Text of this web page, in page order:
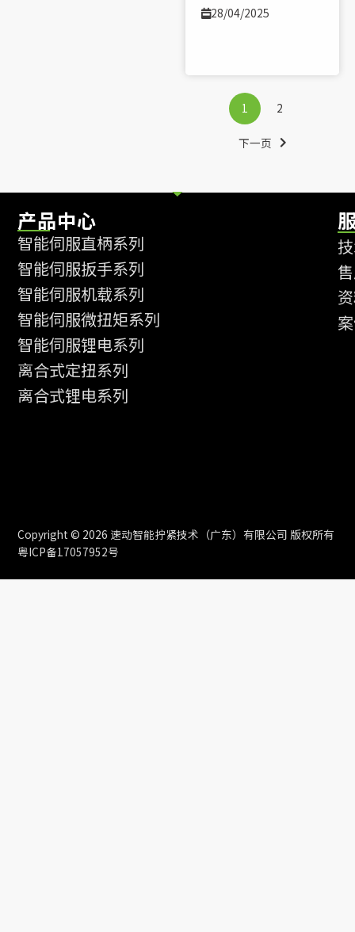
28/04/2025
1 2
下一页
产品中心
智能伺服直柄系列
智能伺服扳手系列
智能伺服机载系列
智能伺服微扭矩系列
智能伺服锂电系列
离合式定扭系列
离合式锂电系列
Copyright © 2026 速动智能拧紧技术（广东）有限公司 版权所有
粤ICP备17057952号